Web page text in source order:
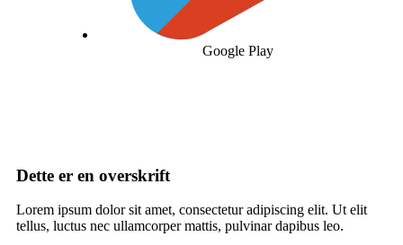
Google Play
Dette er en overskrift
Lorem ipsum dolor sit amet, consectetur adipiscing elit. Ut elit
tellus, luctus nec ullamcorper mattis, pulvinar dapibus leo.